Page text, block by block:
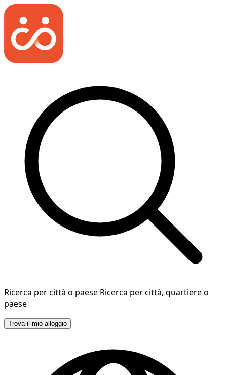
Ricerca per città o paese Ricerca per città, quartiere o
paese
Trova il mio alloggio